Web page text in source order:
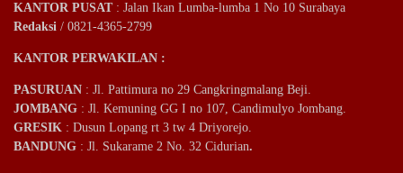
KANTOR PUSAT: Jalan Ikan Lumba-lumba 1 No 10 Surabaya
Redaksi / 0821-4365-2799
KANTOR PERWAKILAN :
PASURUAN : Jl. Pattimura no 29 Cangkringmalang Beji.
JOMBANG : Jl. Kemuning GG I no 107, Candimulyo Jombang.
GRESIK : Dusun Lopang rt 3 tw 4 Driyorejo.
BANDUNG : Jl. Sukarame 2 No. 32 Cidurian.